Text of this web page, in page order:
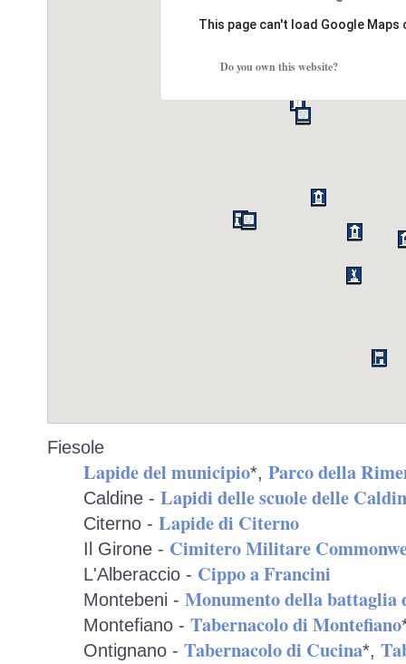
This page can't load Google
Do you own this website?
Fiesole
Lapide del municipio*, Parco della
Caldine - Lapidi delle scuole delle
Citerno - Lapide di Citerno
Il Girone - Cimitero Militare
L'Alberaccio - Cippo a Francini
Montebeni - Monumento della battaglia
Montefiano - Tabernacolo di Montefiano
Ontignano - Tabernacolo di Cucina*,